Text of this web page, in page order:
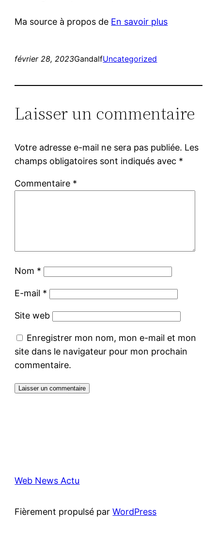
Ma source à propos de En savoir plus
février 28, 2023GandalfUncategorized
Laisser un commentaire
Votre adresse e-mail ne sera pas publiée. Les
champs obligatoires sont indiqués avec *
Commentaire *
Nom *
E-mail *
Site web
Enregistrer mon nom, mon e-mail et mon
site dans le navigateur pour mon prochain
commentaire.
Web News Actu
Fièrement propulsé parWordPress